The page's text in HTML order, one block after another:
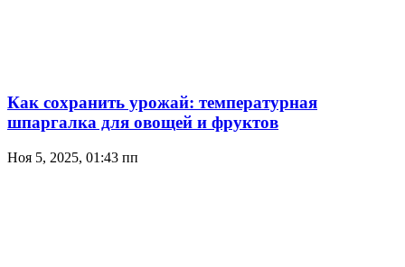
Как сохранить урожай: температурная
шпаргалка для овощей и фруктов
Ноя 5, 2025, 01:43 пп